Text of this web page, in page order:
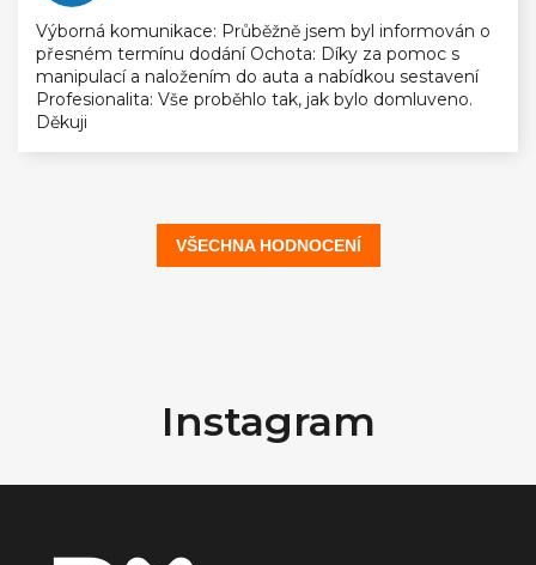
Výborná komunikace: Průběžně jsem byl informován o
přesném termínu dodání Ochota: Díky za pomoc s
manipulací a naložením do auta a nabídkou sestavení
Profesionalita: Vše proběhlo tak, jak bylo domluveno.
Děkuji
VŠECHNA HODNOCENÍ
t
Instagram